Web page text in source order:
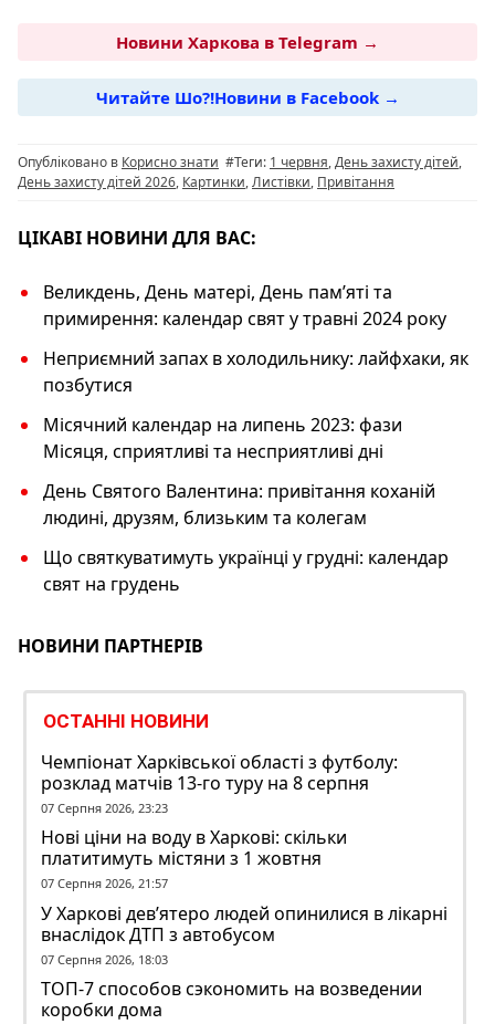
e
b
o
o
k
e
g
ra
m
at
s
A
p
p
er p
y
Li
n
k
Новини Харкова в Telegram →
Читайте Шо?!Новини в Facebook →
Опубліковано в Корисно знати #Теги: 1 червня,День захисту дітей,
День захисту дітей 2026, Картинки,Листівки, Привітання
ЦІКАВІ НОВИНИ ДЛЯ ВАС:
Великдень, День матері, День памʼяті та
примирення: календар свят у травні 2024 року
Неприємний запах в холодильнику: лайфхаки, як
позбутися
Місячний календар на липень 2023: фази
Місяця, сприятливі та несприятливі дні
День Святого Валентина: привітання коханій
людині, друзям, близьким та колегам
Що святкуватимуть українці у грудні: календар
свят на грудень
НОВИНИ ПАРТНЕРІВ
ОСТАННІ НОВИНИ
Чемпіонат Харківської області з футболу:
розклад матчів 13-го туру на 8 серпня
07 Серпня 2026, 23:23
Нові ціни на воду в Харкові: скільки
платитимуть містяни з 1 жовтня
07 Серпня 2026, 21:57
У Харкові дев’ятеро людей опинилися в лікарні
внаслідок ДТП з автобусом
07 Серпня 2026, 18:03
ТОП-7 способов сэкономить на возведении
коробки дома